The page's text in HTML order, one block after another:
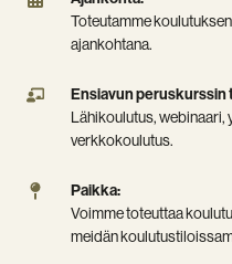
Todistukset
15
Valinnainen
muovikortti:
Toteutamme
ajankohtana.
Toteutamme
koulutuksen
sopivana
ajankohtana.
Ensiavun
Lähikoulutus, webinaari,
verkkokoulutus.
Ensiavun
peruskurssin
toteutusvaihtoehdot:
webinaari,
yhdistelmäkoulutus
Paikka:
Voimme toteuttaa
meidän
Paikka:
Voimme
toteuttaa